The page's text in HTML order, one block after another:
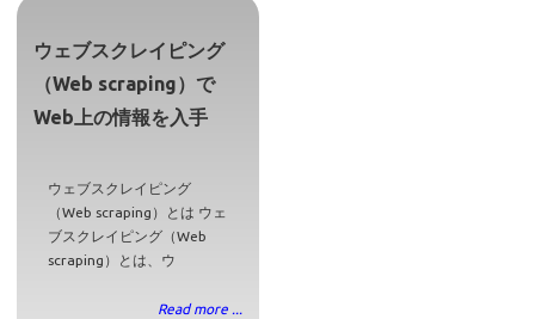
ウェブスクレイピング
（Web scraping）で
Web上の情報を入手
ウェブスクレイピング
（Web scraping）とは ウェ
ブスクレイピング（Web
scraping）とは、ウ
Read more ...